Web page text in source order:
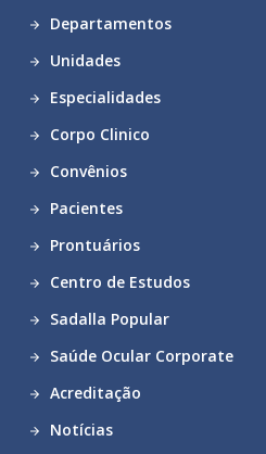
Departamentos
Unidades
Especialidades
Corpo Clinico
Convênios
Pacientes
Prontuários
Centro de Estudos
Sadalla Popular
Saúde Ocular Corporate
Acreditação
Notícias